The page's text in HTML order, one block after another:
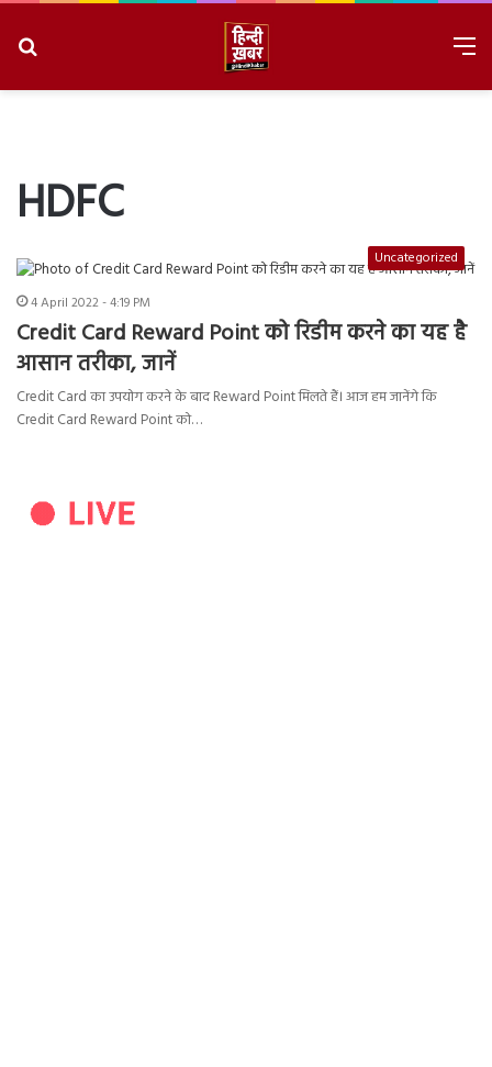
HDFC
Uncategorized
4 April 2022 - 4:19 PM
Credit Card Reward Point को रिडीम करने का यह है
आसान तरीका, जानें
Credit Card का उपयोग करने के बाद Reward Point मिलते हैं। आज हम जानेंगे कि
Credit Card Reward Point को…